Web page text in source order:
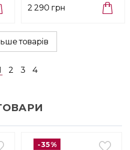
Lempicka Clear (6388)
2 290 грн
2 3 4
товарів
-35%